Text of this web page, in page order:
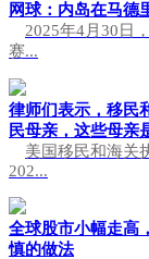
网球：内岛在马德
2025年4月30日
赛...
律师们表示，移民
民母亲，这些母亲
美国移民和海关
202...
全球股市小幅走高
慎的做法